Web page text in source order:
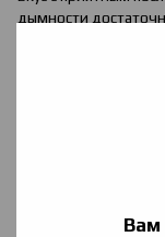
Вам
дымности
Качественные
Для начинающих